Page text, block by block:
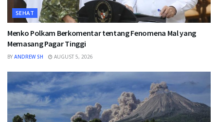
SEHAT
Menko Polkam Berkomentar tentang Fenomena Mal yang
Memasang Pagar Tinggi
BY ANDREW SH AUGUST 5, 2026